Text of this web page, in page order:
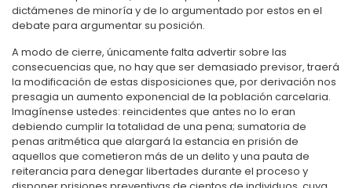
dictámenes de minoría y de lo argumentado por estos en el
debate para argumentar su posición.
A modo de cierre, únicamente falta advertir sobre las
consecuencias que, no hay que ser demasiado previsor, traerá
la modificación de estas disposiciones que, por derivación nos
presagia un aumento exponencial de la población carcelaria.
Imagínense ustedes: reincidentes que antes no lo eran
debiendo cumplir la totalidad de una pena; sumatoria de
penas aritmética que alargará la estancia en prisión de
aquellos que cometieron más de un delito y una pauta de
reiterancia para denegar libertades durante el proceso y